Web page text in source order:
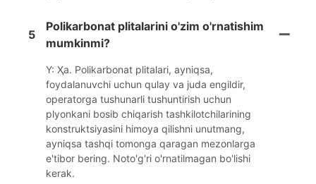
5
Polikarbonat plitalarini o'zim o'rnatishim
mumkinmi?
Y: Ҳа. Polikarbonat plitalari, ayniqsa,
foydalanuvchi uchun qulay va juda engildir,
operatorga tushunarli tushuntirish uchun
plyonkani bosib chiqarish tashkilotchilarining
konstruktsiyasini himoya qilishni unutmang,
ayniqsa tashqi tomonga qaragan mezonlarga
e'tibor bering. Noto'g'ri o'rnatilmagan bo'lishi
kerak.